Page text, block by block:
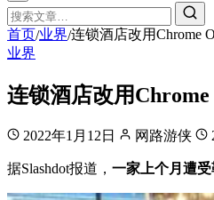
首页/业界/连锁酒店改用Chrome
业界
连锁酒店改用
2022年1月12日 网路游侠
据Slashdot报道， 一家上个月遭